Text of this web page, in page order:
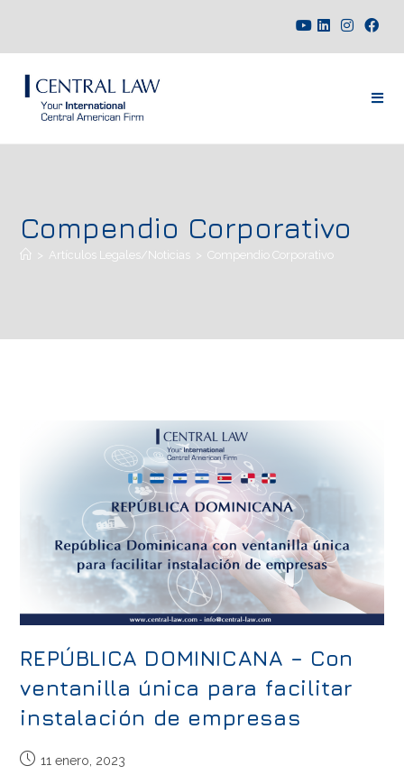
Compendio Corporativo
> Artículos Legales/Noticias > Compendio Corporativo
REPÚBLICA DOMINICANA – Con
ventanilla única para facilitar
instalación de empresas
11 enero, 2023